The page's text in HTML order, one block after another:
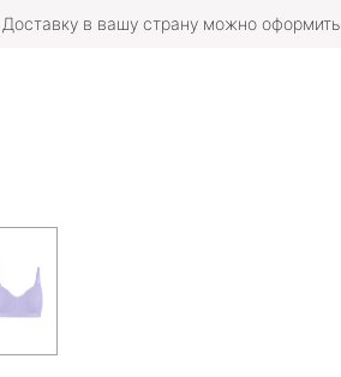
Доставку в вашу страну можно оформить